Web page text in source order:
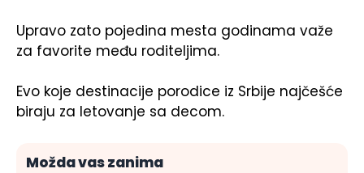
Upravo zato pojedina mesta godinama važe
za favorite među roditeljima.
Evo koje destinacije porodice iz Srbije najčešće
biraju za letovanje sa decom.
Možda vas zanima